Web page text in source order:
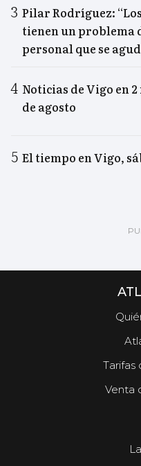
Pilar Rodríguez:
tienen un problema
personal que se
Noticias de Vigo en
de agosto
El tiempo en Vigo,
Tarifas
Venta